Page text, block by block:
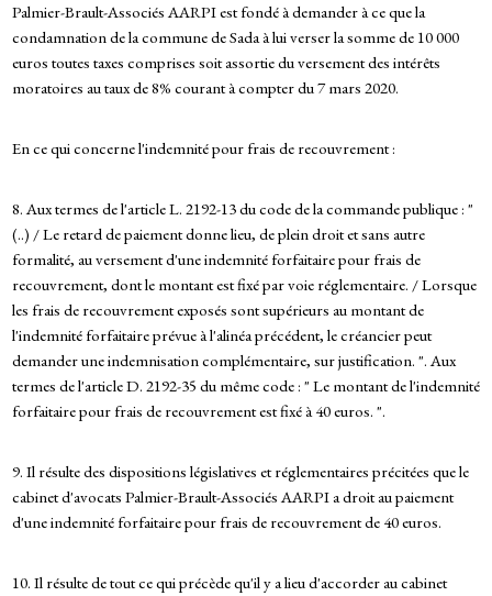
Palmier-Brault-Associés AARPI est fondé à demander à ce que la
condamnation de la commune de Sada à lui verser la somme de 10 000
euros toutes taxes comprises soit assortie du versement des intérêts
moratoires au taux de 8% courant à compter du 7 mars 2020.
En ce qui concerne l'indemnité pour frais de recouvrement :
8. Aux termes de l'article L. 2192-13 du code de la commande publique : "
(..) / Le retard de paiement donne lieu, de plein droit et sans autre
formalité, au versement d'une indemnité forfaitaire pour frais de
recouvrement, dont le montant est fixé par voie réglementaire. / Lorsque
les frais de recouvrement exposés sont supérieurs au montant de
l'indemnité forfaitaire prévue à l'alinéa précédent, le créancier peut
demander une indemnisation complémentaire, sur justification. ". Aux
termes de l'article D. 2192-35 du même code : " Le montant de l'indemnité
forfaitaire pour frais de recouvrement est fixé à 40 euros. ".
9. Il résulte des dispositions législatives et réglementaires précitées que le
cabinet d'avocats Palmier-Brault-Associés AARPI a droit au paiement
d'une indemnité forfaitaire pour frais de recouvrement de 40 euros.
10. Il résulte de tout ce qui précède qu'il y a lieu d'accorder au cabinet